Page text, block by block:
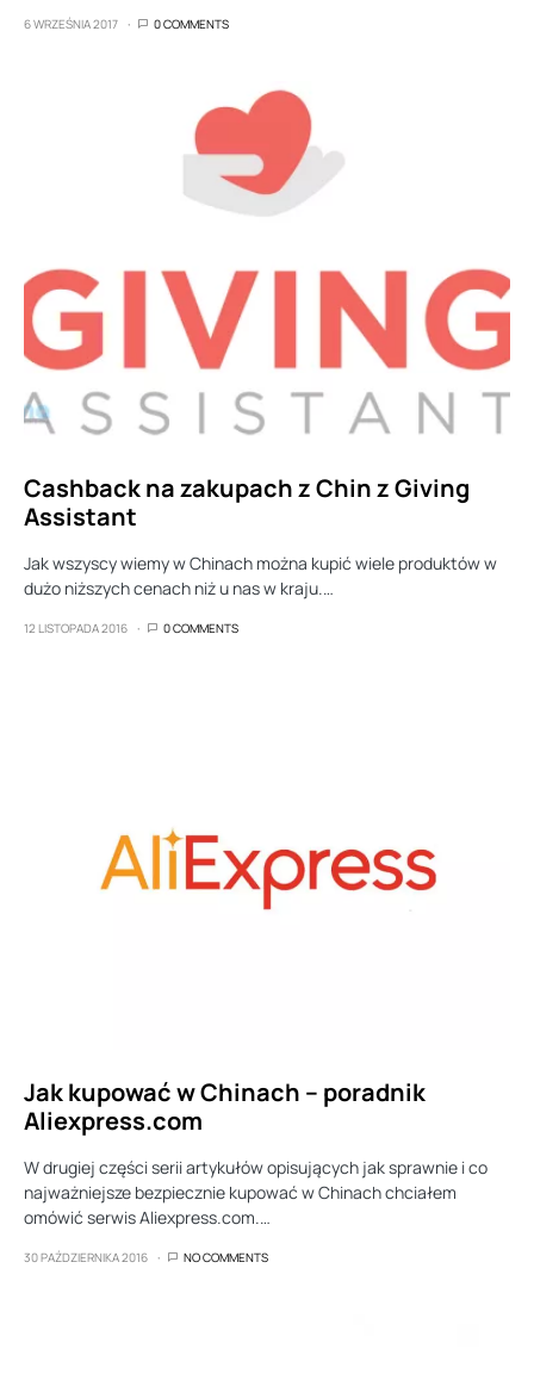
6 WRZEŚNIA 2017 0 COMMENTS
Cashback na zakupach z Chin z Giving
Assistant
Jak wszyscy wiemy w Chinach można kupić wiele produktów w
dużo niższych cenach niż u nas w kraju.…
12 LISTOPADA 2016 0 COMMENTS
Jak kupować w Chinach – poradnik
Aliexpress.com
W drugiej części serii artykułów opisujących jak sprawnie i co
najważniejsze bezpiecznie kupować w Chinach chciałem
omówić serwis Aliexpress.com.…
30 PAŹDZIERNIKA 2016 NO COMMENTS